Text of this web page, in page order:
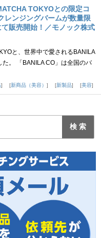
TOKYOとの限定コ
レンジングバームが数量限
販売開始！／モノック株式
と、世界中で愛されるBANILA
。 「BANILA CO」は全国のバ
新商品（美容） 新製品 美容